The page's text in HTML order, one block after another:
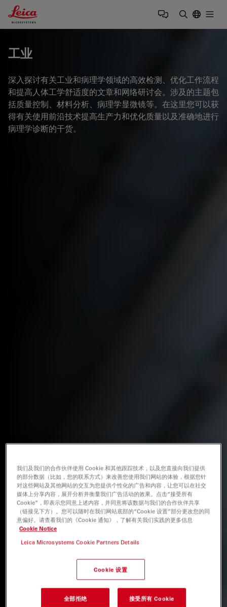
Leica Microsystems Logo
工业
深入探讨有关工业和病理学领域的高效检测、优化工作流程
和提高人体工学舒适度的文章和网络研讨会。涉及的主题包
括质量控制、材料分析、病理学显微镜等。在这里您可以获
得有关使用前沿技术提高生产力和优化质量以及准确地进行
病理学诊断的干货。
我们及我们的合作伙伴使用 Cookie 和其他跟踪技术，以及您直接向我们提供
的部分数据（比如，您的联系方式）来改善您使用我们网站的体验，根据您针
对这些网站及其他网站的交互为您提供个性化的广告和内容，让您可以在社交
媒体上分享内容，展开分析并衡量我们广告活动的效果。点击“接受所有
Cookie”，即表示您同意上述内容，并同意将该数据与我们的合作伙伴共享
（链接见下方）。您可以随时在我们网站底部的“Cookie 设置”部分更改您的同
意偏好。请查看我们的《Cookie 通知》，了解有关我们实践的更多信息
Cookie Notice
Leica Microsystems Cookie Partners Details
Cookie 设置
全部拒绝 接受所有 Cookie